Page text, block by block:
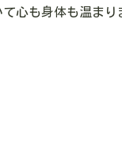
心も身体も温まり